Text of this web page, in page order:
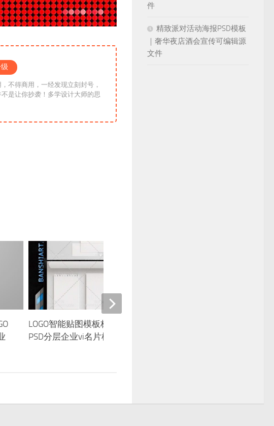
不得商用，一经发现立刻封号，
是让你抄袭！多学设计大师的思
LOGO智能贴图模板标志效果图餐饮
PSD分层企业vi名片样机
件
精致派对活动海报PSD模板
｜奢华夜店酒会宣传可编辑源
文件